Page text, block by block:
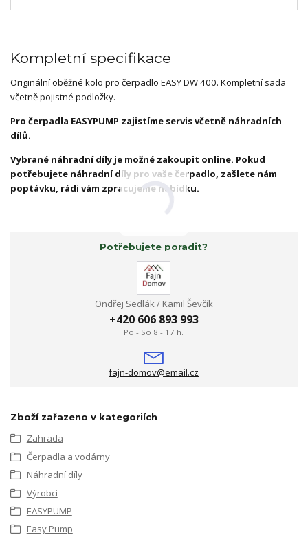
Kompletní specifikace
Originální oběžné kolo pro čerpadlo EASY DW 400. Kompletní sada
včetně pojistné podložky.
Pro čerpadla EASYPUMP zajistíme servis včetně náhradních
dílů.
Vybrané náhradní díly je možné zakoupit online. Pokud
potřebujete náhradní díly pro vaše čerpadlo, zašlete nám
poptávku, rádi vám zpracujeme nabídku.
Potřebujete poradit?
Ondřej Sedlák / Kamil Ševčík
+420 606 893 993
Po - So 8 - 17 h.
fajn-domov@email.cz
Zboží zařazeno v kategoriích
Zahrada
Čerpadla a vodárny
Náhradní díly
Výrobci
EASYPUMP
Easy Pump